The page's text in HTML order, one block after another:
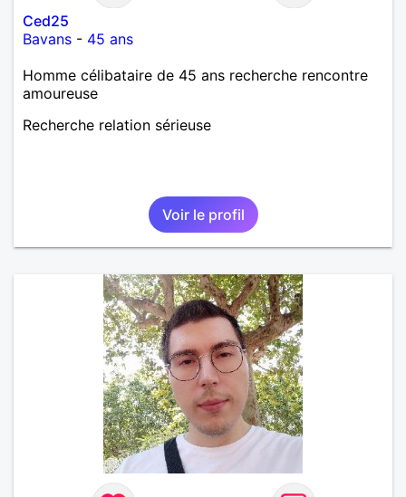
Ced25
Bavans - 45 ans
Homme célibataire de 45 ans recherche rencontre
amoureuse
Recherche relation sérieuse
Voir le profil